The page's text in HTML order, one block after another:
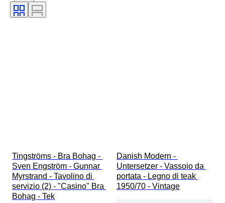
Firma
Tingströms - Bra Bohag -
Sven Engström - Gunnar
Myrstrand - Tavolino di
servizio (2) - "Casino" Bra
Bohag - Tek
Danish Modern -
Untersetzer - Vassoio da
portata - Legno di teak
1950/70 - Vintage